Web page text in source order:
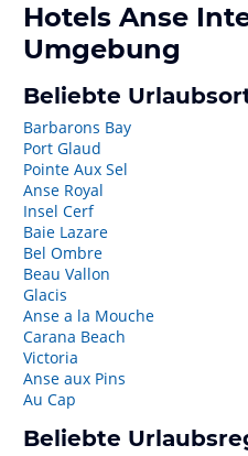
Hotels Anse
Umgebung
Beliebte
Barbarons Bay
Port Glaud
Pointe Aux Sel
Anse Royal
Insel Cerf
Baie Lazare
Bel Ombre
Beau Vallon
Glacis
Anse a la Mouche
Carana Beach
Victoria
Anse aux Pins
Au Cap
Beliebte